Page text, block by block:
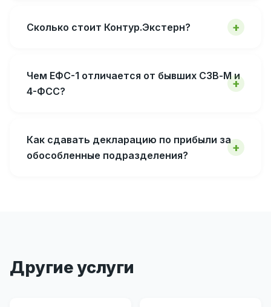
Сколько стоит Контур.Экстерн?
Чем ЕФС-1 отличается от бывших СЗВ-М и
4-ФСС?
Как сдавать декларацию по прибыли за
обособленные подразделения?
Другие услуги